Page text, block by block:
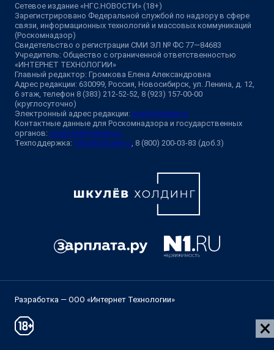
Сетевое издание «НГС.НОВОСТИ» (18+)
Зарегистрировано Федеральной службой по надзору в сфере
связи, информационных технологий и массовых коммуникаций
(Роскомнадзор)
Свидетельство о регистрации СМИ ЭЛ № ФС 77—84683
Учредитель: Общество с ограниченной ответственностью
«ИНТЕРНЕТ ТЕХНОЛОГИИ»
Главный редактор: Громкова Елена Александровна
Адрес редакции: 630099, Россия, Новосибирск, ул. Ленина, д. 12,
6 этаж, телефон 8 (383) 212-52-52, 8 (923) 157-00-00
(круглосуточно)
Электронный адрес редакции: ngs@shkulev.ru
Контактные данные для Роскомнадзора и государственных
органов: juristnsk@shkulev.ru
Техподдержка: help@shkulev.ru , 8 (800) 200-03-83 (доб.3)
Разработка — ООО «Интернет Технологии»